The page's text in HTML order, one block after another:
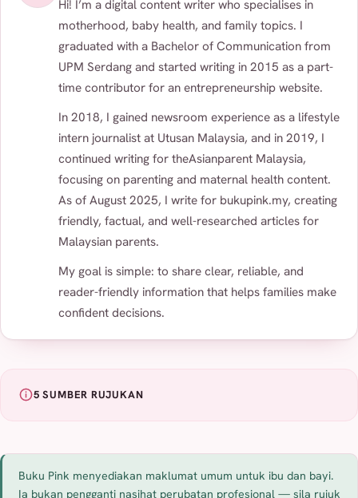
Hi! I’m a digital content writer who specialises in
motherhood, baby health, and family topics. I
graduated with a Bachelor of Communication from
UPM Serdang and started writing in 2015 as a part-
time contributor for an entrepreneurship website.
In 2018, I gained newsroom experience as a lifestyle
intern journalist at Utusan Malaysia, and in 2019, I
continued writing for theAsianparent Malaysia,
focusing on parenting and maternal health content.
As of August 2025, I write for bukupink.my, creating
friendly, factual, and well-researched articles for
Malaysian parents.
My goal is simple: to share clear, reliable, and
reader-friendly information that helps families make
confident decisions.
5 SUMBER RUJUKAN
Buku Pink menyediakan maklumat umum untuk ibu dan bayi.
Ia bukan pengganti nasihat perubatan profesional — sila rujuk